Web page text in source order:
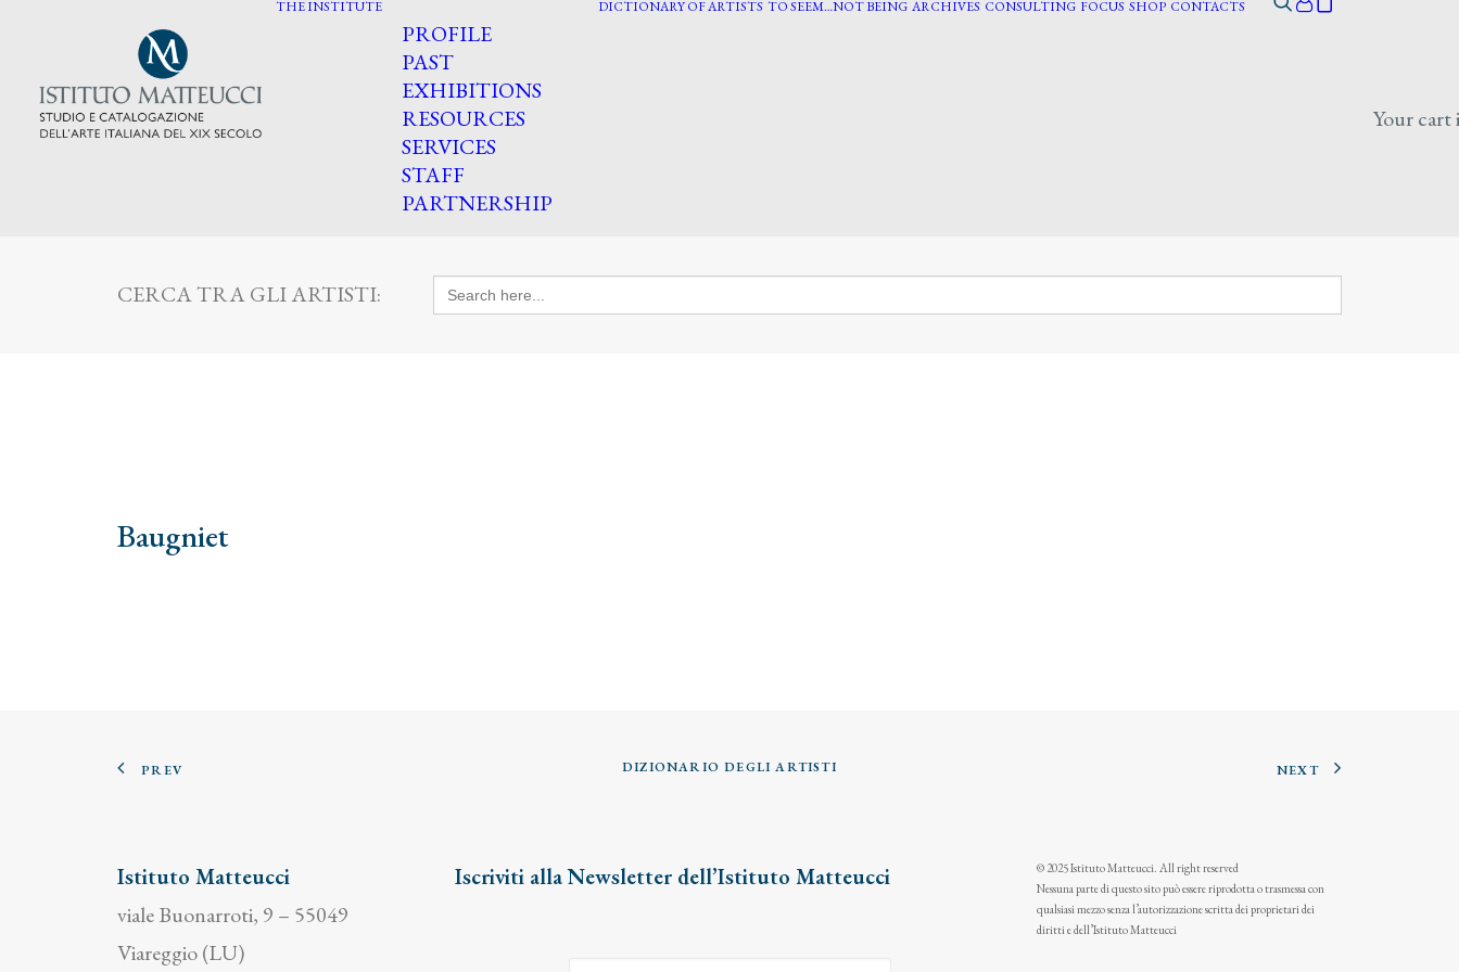
THE INSTITUTE
PROFILE
PAST
EXHIBITIONS
RESOURCES
SERVICES
STAFF
PARTNERSHIP
DICTIONARY OF ARTISTS TO SEEM…NOT BEING ARCHIVES CONSULTING FOCUS SHOP CONTACTS
Your cart
CERCA TRA GLI ARTISTI: Search
for:
Baugniet
PREV DIZIONARIO DEGLI ARTISTI NEXT
Istituto Matteucci
viale Buonarroti, 9 – 55049
Viareggio (LU)
Iscriviti alla Newsletter dell’Istituto Matteucci
© 2025 Istituto Matteucci. All right reserved
Nessuna parte di questo sito può essere riprodotta o trasmessa con
qualsiasi mezzo senza l’autorizzazione scritta dei proprietari dei
diritti e dell’Istituto Matteucci